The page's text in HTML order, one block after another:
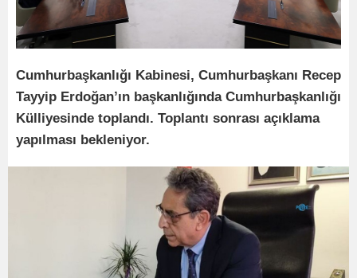
Cumhurbaşkanlığı Kabinesi, Cumhurbaşkanı Recep
Tayyip Erdoğan’ın başkanlığında Cumhurbaşkanlığı
Külliyesinde toplandı. Toplantı sonrası açıklama
yapılması bekleniyor.